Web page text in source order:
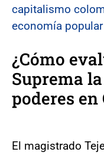
capitalismo
economía popular
¿Cómo
Suprema
poderes en
El magistrado